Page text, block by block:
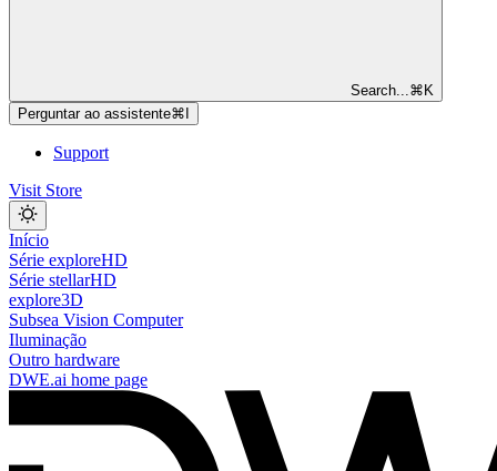
Search...⌘ K
Perguntar ao assistente⌘
Support
Visit Store
Início
Série exploreHD
Série stellarHD
explore3D
Subsea Vision Computer
Iluminação
Outro hardware
DWE.ai home page